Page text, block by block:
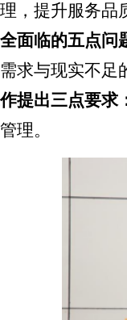
，提升服务
面临的五点问
求与现实不
提出三点要求
理。